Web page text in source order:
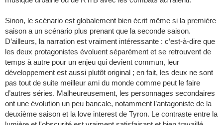
Sinon, le scénario est globalement bien écrit même si la première
saison a un scénario plus prenant que la seconde saison.
D’ailleurs, la narration est vraiment intéressante : c’est-à-dire que
les deux protagonistes évoluent séparément et se retrouvent de
temps à autre pour un enjeu qui devient commun, leur
développement est aussi plutôt original ; en fait, les deux ne sont
pas tout de suite meilleur ami du monde comme peut le faire
d’autres séries. Malheureusement, les personnages secondaires
ont une évolution un peu bancale, notamment l’antagoniste de la
deuxième saison et la love interest de Tyron. Le contraste entre la